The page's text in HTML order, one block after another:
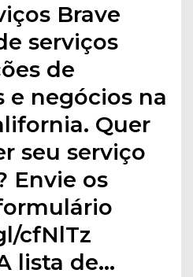
Brave
serviços
de
e negócios na
Quer
seu serviço
Envie os
cfNlTz
lista de…